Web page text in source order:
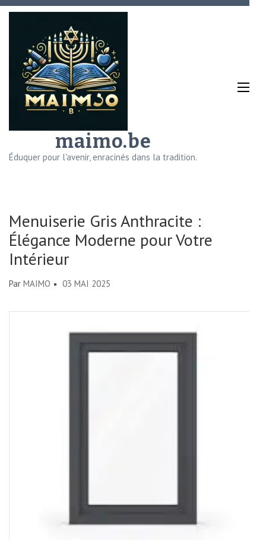
Aller
(Pressez
Entrée)
maimo.be
Éduquer pour l'avenir, enracinés dans la tradition.
Menuiserie Gris Anthracite :
Élégance Moderne pour Votre
Intérieur
Par MAIMO 03 MAI 2025